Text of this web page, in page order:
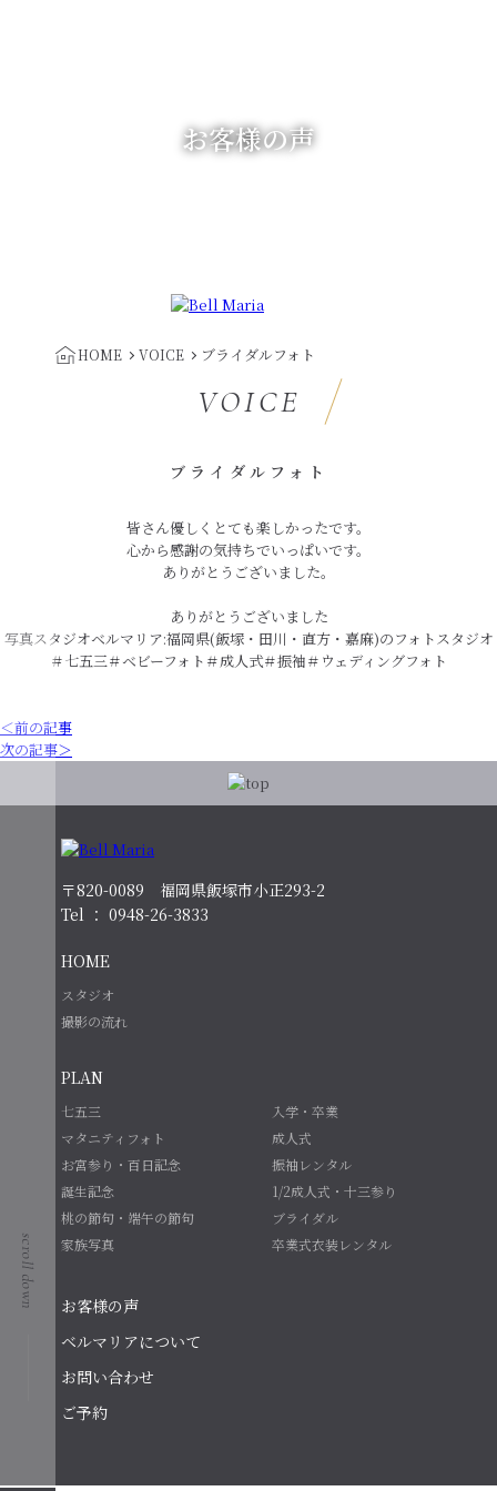
お客様の声
HOME VOICE ブライダルフォト
VOICE
ブライダルフォト
皆さん優しくとても楽しかったです。
心から感謝の気持ちでいっぱいです。
ありがとうございました。
ありがとうございました
写真スタジオベルマリア:福岡県(飯塚・田川・直方・嘉麻)のフォトスタジオ
＃七五三＃ベビーフォト＃成人式＃振袖＃ウェディングフォト
＜前の記事
次の記事＞
〒820-0089 福岡県飯塚市小正293-2
Tel ： 0948-26-3833
HOME
スタジオ
撮影の流れ
PLAN
七五三
入学・卒業
マタニティフォト
成人式
お宮参り・百日記念
振袖レンタル
誕生記念
1/2成人式・十三参り
桃の節句・端午の節句
ブライダル
家族写真
卒業式衣装レンタル
お客様の声
ベルマリアについて
お問い合わせ
ご予約